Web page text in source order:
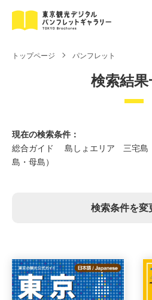
トップページ パンフレット
検索結果
現在の検索条件：
総合ガイド 島しょエリア 三宅
島・母島）
検索条件を変